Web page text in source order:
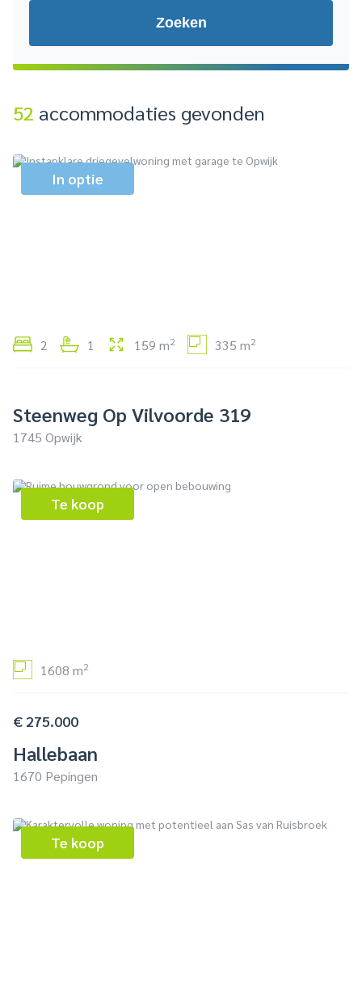
Zoeken
52 accommodaties gevonden
In optie
2 1 159 m2 335 m2
Steenweg Op Vilvoorde 319
1745 Opwijk
Te koop
1608 m2
€ 275.000
Hallebaan
1670 Pepingen
Te koop